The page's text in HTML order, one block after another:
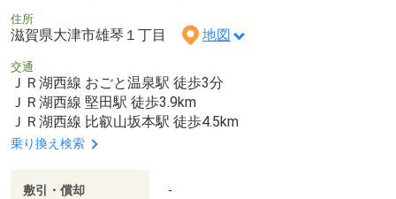
住所
滋賀県大津市雄琴１丁目 地図
交通
ＪＲ湖西線 おごと温泉駅 徒歩3分
ＪＲ湖西線 堅田駅 徒歩3.9km
ＪＲ湖西線 比叡山坂本駅 徒歩4.5km
乗り換え検索
敷引・償却 -